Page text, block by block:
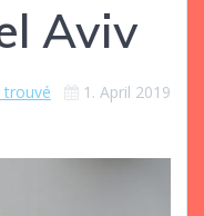
Aviv
trouvé
1. April 2019